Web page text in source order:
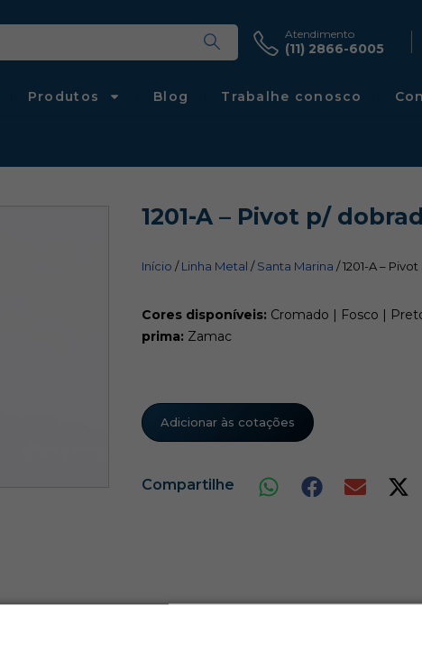
Atendimento
(11) 2866-6005
Produtos Blog Trabalhe conosco
1201-A – Pivot p/
Início /Linha Metal /Santa Marina / 1201-A –
Cores disponíveis: Cromado | Fosco |
prima: Zamac
Adicionar às cotações
Compartilhe